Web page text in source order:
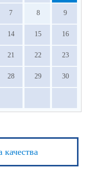
7 8 9
14 15 16
21 22 23
28 29 30
качества